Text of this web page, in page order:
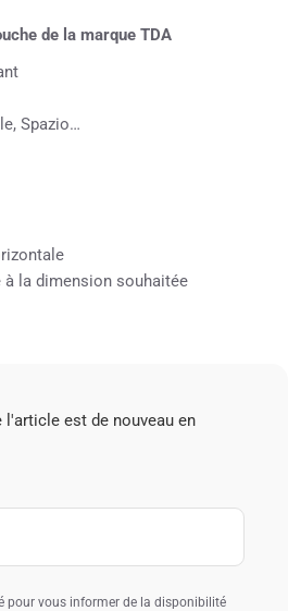
de la marque TDA
Spazio…
la dimension souhaitée
l'article est de nouveau en
pour vous informer de la disponibilité